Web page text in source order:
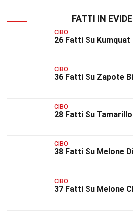
FATTI IN
CIBO
26 Fatti Su Kumquat
CIBO
36 Fatti Su Zapote
CIBO
28 Fatti Su Tamarillo
CIBO
38 Fatti Su Melone
CIBO
37 Fatti Su Melone